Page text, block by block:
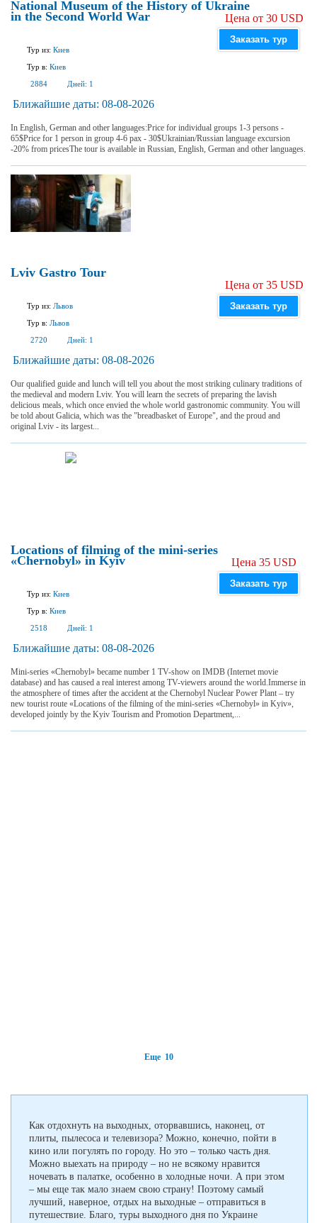
National Museum of the History of Ukraine
in the Second World War
Тур из: Киев
Тур в: Киев
2884
Дней: 1
Цена от 30 USD
Заказать тур
Ближайшие даты: 08-08-2026
In English, German and other languages:Price for individual groups 1-3 persons -
65$Price for 1 person in group 4-6 pax - 30$Ukrainian/Russian language excursion
-20% from pricesThe tour is available in Russian, English, German and other languages.
Lviv Gastro Tour
Тур из: Львов
Тур в: Львов
2720
Дней: 1
Цена от 35 USD
Заказать тур
Ближайшие даты: 08-08-2026
Our qualified guide and lunch will tell you about the most striking culinary traditions of
the medieval and modern Lviv. You will learn the secrets of preparing the lavish
delicious meals, which once envied the whole world gastronomic community. You will
be told about Galicia, which was the "breadbasket of Europe", and the proud and
original Lviv - its largest...
Locations of filming of the mini-series
«Chernobyl» in Kyiv
Тур из: Киев
Тур в: Киев
2518
Дней: 1
Цена 35 USD
Заказать тур
Ближайшие даты: 08-08-2026
Mini-series «Chernobyl» became number 1 TV-show on IMDB (Internet movie
database) and has caused a real interest among TV-viewers around the world.Immerse in
the atmosphere of times after the accident at the Chernobyl Nuclear Power Plant – try
new tourist route «Locations of the filming of the mini-series «Chernobyl» in Kyiv»,
developed jointly by the Kyiv Tourism and Promotion Department,...
Еще 10
Как отдохнуть на выходных, оторвавшись, наконец, от
плиты, пылесоса и телевизора? Можно, конечно, пойти в
кино или погулять по городу. Но это – только часть дня.
Можно выехать на природу – но не всякому нравится
ночевать в палатке, особенно в холодные ночи. А при этом
– мы еще так мало знаем свою страну! Поэтому самый
лучший, наверное, отдых на выходные – отправиться в
путешествие. Благо, туры выходного дня по Украине